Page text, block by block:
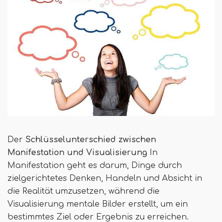
Der Schlüsselunterschied zwischen
Manifestation und Visualisierung In
Manifestation geht es darum, Dinge durch
zielgerichtetes Denken, Handeln und Absicht in
die Realität umzusetzen, während die
Visualisierung mentale Bilder erstellt, um ein
bestimmtes Ziel oder Ergebnis zu erreichen.